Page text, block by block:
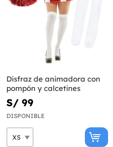
Disfraz de animadora con
pompón y calcetines
S/ 99
DISPONIBLE